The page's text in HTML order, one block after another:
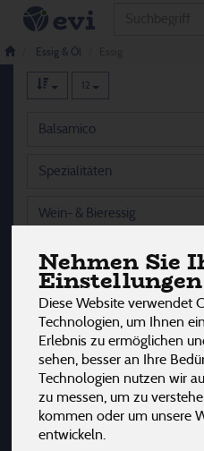
Nehmen Sie
Diese Website verwendet
Technologien, um Ihnen
Erlebnis zu ermöglichen
sehen, besser an Ihre
Technologien nutzen wir
zu messen, um zu
kommen oder um unsere
entwickeln.
Essig & Öl
Essig
12
Balsamico
Spezialitäten
Wein- & Bieressig
Hersteller